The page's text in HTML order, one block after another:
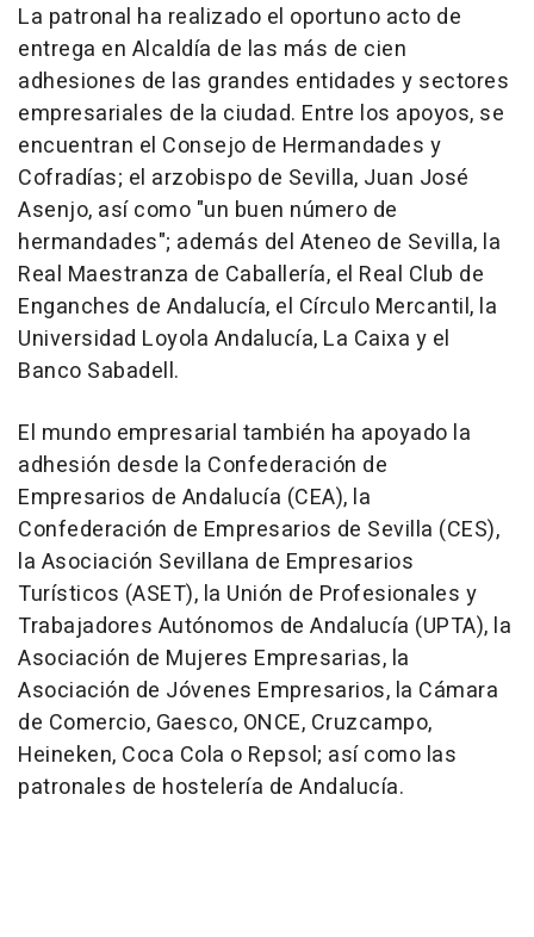
La patronal ha realizado el oportuno acto de
entrega en Alcaldía de las más de cien
adhesiones de las grandes entidades y sectores
empresariales de la ciudad. Entre los apoyos, se
encuentran el Consejo de Hermandades y
Cofradías; el arzobispo de Sevilla, Juan José
Asenjo, así como "un buen número de
hermandades"; además del Ateneo de Sevilla, la
Real Maestranza de Caballería, el Real Club de
Enganches de Andalucía, el Círculo Mercantil, la
Universidad Loyola Andalucía, La Caixa y el
Banco Sabadell.
El mundo empresarial también ha apoyado la
adhesión desde la Confederación de
Empresarios de Andalucía (CEA), la
Confederación de Empresarios de Sevilla (CES),
la Asociación Sevillana de Empresarios
Turísticos (ASET), la Unión de Profesionales y
Trabajadores Autónomos de Andalucía (UPTA), la
Asociación de Mujeres Empresarias, la
Asociación de Jóvenes Empresarios, la Cámara
de Comercio, Gaesco, ONCE, Cruzcampo,
Heineken, Coca Cola o Repsol; así como las
patronales de hostelería de Andalucía.